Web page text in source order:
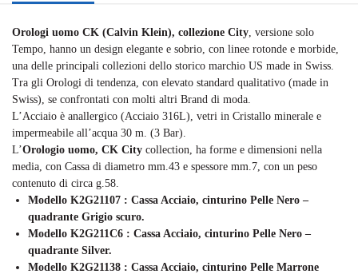
Orologi uomo CK (Calvin Klein), collezione City , versione solo
Tempo, hanno un design elegante e sobrio, con linee rotonde e morbide,
una delle principali collezioni dello storico marchio US made in Swiss.
Tra gli Orologi di tendenza, con elevato standard qualitativo (made in
Swiss), se confrontati con molti altri Brand di moda.
L’Acciaio è anallergico (Acciaio 316L), vetri in Cristallo minerale e
impermeabile all’acqua 30 m. (3 Bar).
L’Orologio uomo, CK City collection, ha forme e dimensioni nella
media, con Cassa di diametro mm.43 e spessore mm.7, con un peso
contenuto di circa g.58.
Modello K2G21107 : Cassa Acciaio, cinturino Pelle Nero –
quadrante Grigio scuro.
Modello K2G211C6 : Cassa Acciaio, cinturino Pelle Nero –
quadrante Silver.
Modello K2G21138 : Cassa Acciaio, cinturino Pelle Marrone